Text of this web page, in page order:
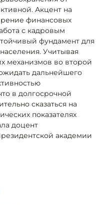
Акцент на
финансовых
с кадровым
фундамент для
Учитывая
механизмов во второй
дальнейшего
в долгосрочной
сказаться на
показателях
доцент
академии